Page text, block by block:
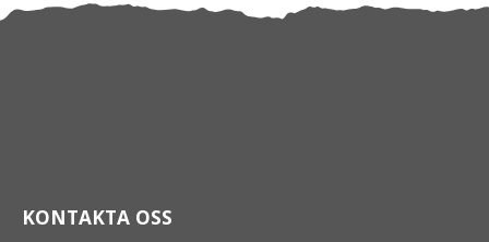
KONTAKTA OSS